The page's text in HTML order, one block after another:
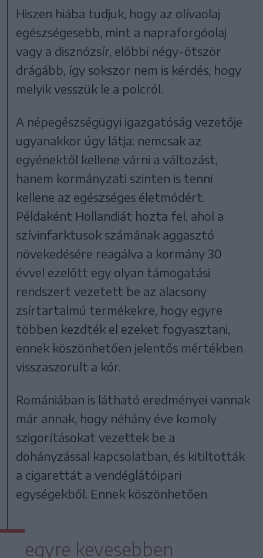
Hiszen hiába tudjuk, hogy az olívaolaj
egészségesebb, mint a napraforgóolaj
vagy a disznózsír, előbbi négy-ötször
drágább, így sokszor nem is kérdés, hogy
melyik vesszük le a polcról.
A népegészségügyi igazgatóság vezetője
ugyanakkor úgy látja: nemcsak az
egyénektől kellene várni a változást,
hanem kormányzati szinten is tenni
kellene az egészséges életmódért.
Példaként Hollandiát hozta fel, ahol a
szívinfarktusok számának aggasztó
növekedésére reagálva a kormány 30
évvel ezelőtt egy olyan támogatási
rendszert vezetett be az alacsony
zsírtartalmú termékekre, hogy egyre
többen kezdték el ezeket fogyasztani,
ennek köszönhetően jelentős mértékben
visszaszorult a kór.
Romániában is látható eredményei vannak
már annak, hogy néhány éve komoly
szigorításokat vezettek be a
dohányzással kapcsolatban, és kitiltották
a cigarettát a vendéglátóipari
egységekből. Ennek köszönhetően
egyre kevesebben